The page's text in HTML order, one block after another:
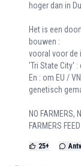
hoger dan in
Het is een
bouwen :
vooral voor de
'Tri State City'
En : om EU /
genetisch
NO FARMERS,
FARMERS
25+